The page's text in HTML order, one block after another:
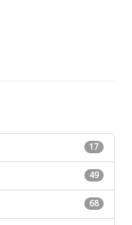
17
49
68